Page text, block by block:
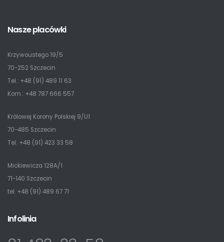
Nasze placówki
Krzywoustego 19/5
70-252 Szczecin
Tel.: +48 (91) 489 11 63
Kom.: +48 787 666 557
Królowej Korony Polskiej 9/U1
70-485 Szczecin
Tel: +48 (91) 423 33 58
Mickiewicza 128A/1
71-140 Szczecin
tel. +48 (91) 489 67 71
Infolinia